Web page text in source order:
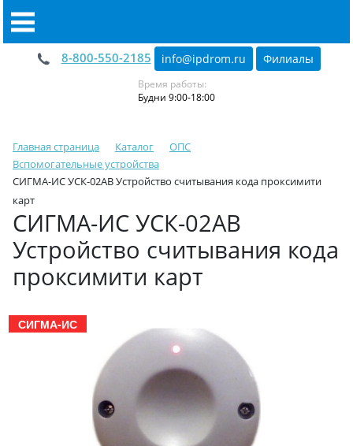
8-800-550-2185 info@ipdrom.ru Филиалы
Время работы:
Будни 9:00-18:00
Главная страница Каталог
ОПС
Вспомогательные устройства
СИГМА-ИС УСК-02АВ Устройство считывания кода проксимити
карт
СИГМА-ИС УСК-02АВ
Устройство считывания кода
проксимити карт
СИГМА-ИС